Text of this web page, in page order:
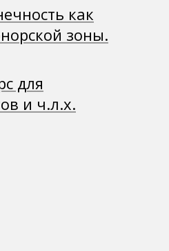
как
зоны.
для
и ч.л.х.